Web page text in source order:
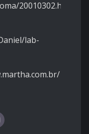
20010302.htm
lab-